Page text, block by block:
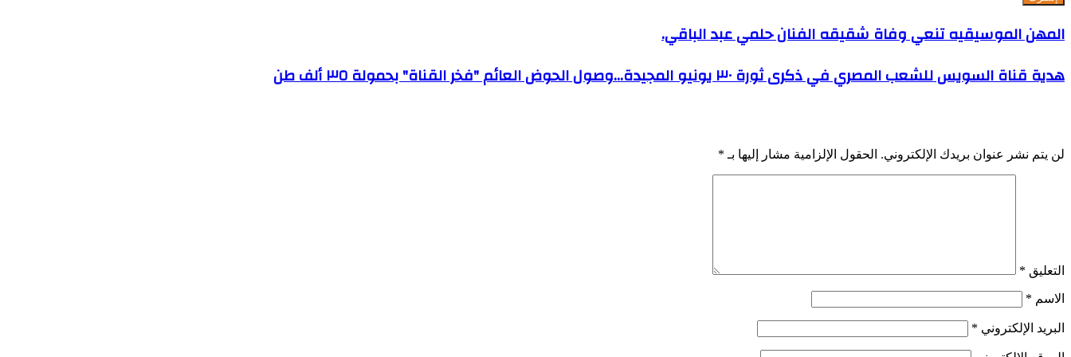
المهن الموسيقيه تنعي وفاة شقيقه الفنان حلمي عبد الباقي.
هدية قناة السويس للشعب المصري في ذكرى ثورة ٣٠ يونيو المجيدة...وصول الحوض العائم "فخر القناة" بحمولة ٣٥ ألف طن
لن يتم نشر عنوان بريدك الإلكتروني. الحقول الإلزامية مشار إليها بـ *
التعليق *
الاسم *
البريد الإلكتروني *